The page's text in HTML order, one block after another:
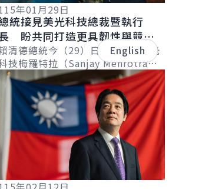
年01月29日
統接見美光科技總裁暨執行
盼共同打造更具韌性與競爭
的供應鏈 創造共贏共榮未來
清德總統今（29）日下午接見美光
技梅羅特拉（Sanjay Mehrotra）
裁暨執行長一行，感謝美光將臺灣
置於全球擴產計畫關鍵環節，展...
細內容
English